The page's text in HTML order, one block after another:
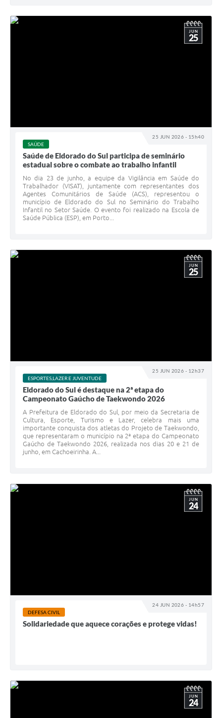
25 JUN 2026 - 15h40
JUN
25
SAÚDE
Saúde de Eldorado do Sul participa de seminário
estadual sobre o combate ao trabalho infantil
No dia 23 de junho, a equipe da Vigilância em Saúde do
Trabalhador (VISAT), juntamente com representantes dos
Agentes Comunitários de Saúde (ACS), representou o
município de Eldorado do Sul no Seminário do Trabalho
Infantil no Setor Saúde. O evento foi realizado na Escola de
Saúde Pública (ESP), em Porto...
25 JUN 2026 - 12h37
JUN
25
ESPORTES,LAZER E JUVENTUDE
Eldorado do Sul é destaque na 2ª etapa do
Campeonato Gaúcho de Taekwondo 2026
A Prefeitura de Eldorado do Sul, por meio da Secretaria de
Cultura, Esporte, Turismo e Lazer, celebra mais uma
importante conquista dos atletas do Projeto de Taekwondo,
que representaram o município na 2ª etapa do Campeonato
Gaúcho de Taekwondo 2026, realizada nos dias 20 e 21 de
junho, em Cachoeirinha. A...
24 JUN 2026 - 14h57
JUN
24
DEFESA CIVIL
Solidariedade que aquece corações e protege vidas!
JUN
24